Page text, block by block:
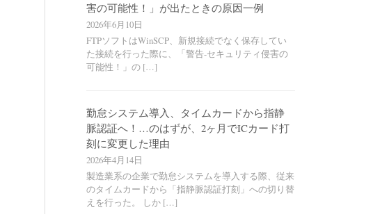
害の可能性！」が出たときの原因一例
2026年6月10日
FTPソフトはWinSCP、新規接続でなく保存してい
た接続を行った際に、「警告-セキュリティ侵害の
可能性！」の […]
勤怠システム導入、タイムカードから指静
脈認証へ！…のはずが、2ヶ月でICカード打
刻に変更した理由
2026年4月14日
製造業系の企業で勤怠システムを導入する際、従来
のタイムカードから「指静脈認証打刻」への切り替
えを行った。 しか […]